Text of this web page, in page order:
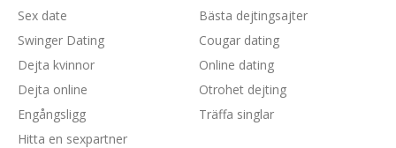
Sex date
Swinger Dating
Bästa dejtingsajter
Cougar dating
Dejta kvinnor
Dejta online
Engångsligg
Hitta en sexpartner
Online dating
Otrohet dejting
Träffa singlar